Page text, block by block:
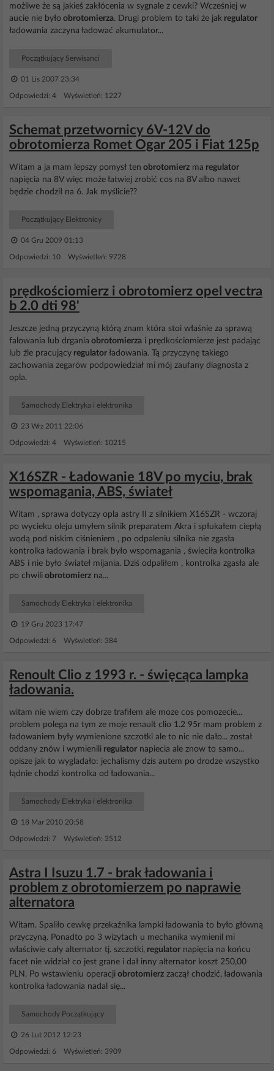
możliwe że są jakieś zakłócenia w sygnale z cewki? Wcześniej w
aucie nie było obrotomierza. Drugi problem to taki że jak regulator
ładowania zaczyna ładować akumulator...
Początkujący Serwisanci
01 Lis 2007 23:34
Odpowiedzi: 4 Wyświetleń: 1227
Schemat przetwornicy 6V-12V do
obrotomierza Romet Ogar 205 i Fiat 125p
Witam a ja mam lepszy pomysł ten obrotomierz ma regulator
napięcia na 8V więc może łatwiej zrobić cos na 8V albo nawet
będzie chodził na 6. Jak myślicie??
Początkujący Elektronicy
04 Gru 2009 01:13
Odpowiedzi: 10 Wyświetleń: 9728
prędkościomierz i obrotomierz opel vectra
b 2.0 dti 98'
Jeszcze jedną przyczyną którą znam która stoi właśnie za sprawą
falowania lub drgania obrotomierza i prędkościomierze jest padając
lub źle pracujący regulator ładowania. Tą przyczynę takiego
zachowania zegarów podpowiedział mi mój zaufany diagnosta z
opla.
Samochody Elektryka i elektronika
23 Wrz 2011 22:06
Odpowiedzi: 4 Wyświetleń: 10215
X16SZR - Ładowanie 18V po myciu, brak
wspomagania, ABS, świateł
Witam , sprawa dotyczy opla astry II z silnikiem X16SZR - wczoraj
po wycieku oleju umyłem silnik preparatem Akra i spłukałem ciepłą
wodą pod niskim ciśnieniem , po odpaleniu silnika nie zgasła
kontrolka ładowania i brak było wspomagania , świeciła kontrolka
ABS i nie było świateł mijania. Dziś odpaliłem , kontrolka zgasła ale
po chwili obrotomierz na...
Samochody Elektryka i elektronika
19 Gru 2023 17:47
Odpowiedzi: 6 Wyświetleń: 384
Renoult Clio z 1993 r. - święcąca lampka
ładowania.
witam nie wiem czy dobrze trafiłem ale moze cos pomozecie...
problem polega na tym ze moje renault clio 1.2 95r mam problem z
ładowaniem były wymienione szczotki ale to nic nie dało... został
oddany znów i wymienili regulator napiecia ale znow to samo...
opisze jak to wygladało: jechalismy dzis autem po drodze wszystko
łądnie chodzi kontrolka od ładowania...
Samochody Elektryka i elektronika
18 Mar 2010 20:58
Odpowiedzi: 7 Wyświetleń: 3512
Astra I Isuzu 1.7 - brak ładowania i
problem z obrotomierzem po naprawie
alternatora
Witam. Spaliło cewkę przekaźnika lampki ładowania to było główną
przyczyną. Ponadto po 3 wizytach u mechanika wymienil mi
właściwie cały alternator tj. szczotki, regulator napięcia na końcu
facet nie widział co jest grane i dał inny alternator koszt 250,00
PLN. Po wstawieniu operacji obrotomierz zaczął chodzić, ładowania
kontrolka ładowania nadal się...
Samochody Początkujący
26 Lut 2012 12:23
Odpowiedzi: 6 Wyświetleń: 3909